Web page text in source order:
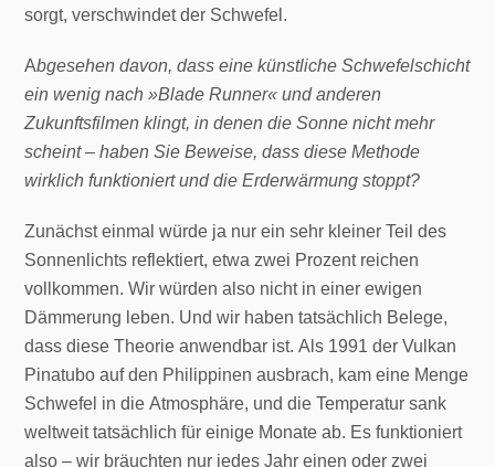
sorgt, verschwindet der Schwefel.
Abgesehen davon, dass eine künstliche Schwefelschicht
ein wenig nach »Blade Runner« und anderen
Zukunftsfilmen klingt, in denen die Sonne nicht mehr
scheint – haben Sie Beweise, dass diese Methode
wirklich funktioniert und die Erderwärmung stoppt?
Zunächst einmal würde ja nur ein sehr kleiner Teil des
Sonnenlichts reflektiert, etwa zwei Prozent reichen
vollkommen. Wir würden also nicht in einer ewigen
Dämmerung leben. Und wir haben tatsächlich Belege,
dass diese Theorie anwendbar ist. Als 1991 der Vulkan
Pinatubo auf den Philippinen ausbrach, kam eine Menge
Schwefel in die Atmosphäre, und die Temperatur sank
weltweit tatsächlich für einige Monate ab. Es funktioniert
also – wir bräuchten nur jedes Jahr einen oder zwei